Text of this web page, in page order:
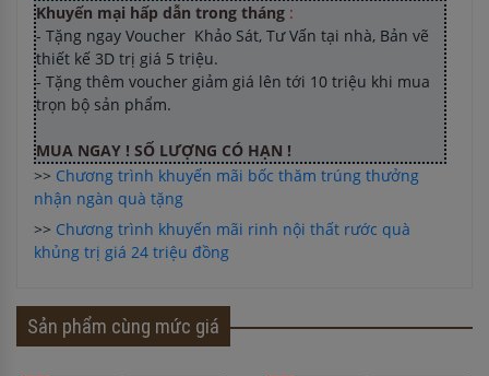
Khuyến mại hấp dẫn trong tháng :
- Tặng ngay Voucher Khảo Sát, Tư Vấn tại nhà, Bản vẽ
thiết kế 3D trị giá 5 triệu.
- Tặng thêm voucher giảm giá lên tới 10 triệu khi mua
trọn bộ sản phẩm.
MUA NGAY ! SỐ LƯỢNG CÓ HẠN !
>> Chương trình khuyến mãi bốc thăm trúng thưởng
nhận ngàn quà tặng
>> Chương trình khuyến mãi rinh nội thất rước quà
khủng trị giá 24 triệu đồng
Sản phẩm cùng mức giá